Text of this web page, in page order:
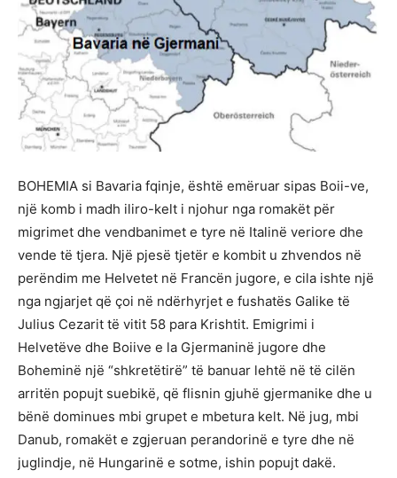
BOHEMIA si Bavaria fqinje, është emëruar sipas Boii-ve,
një komb i madh iliro-kelt i njohur nga romakët për
migrimet dhe vendbanimet e tyre në Italinë veriore dhe
vende të tjera. Një pjesë tjetër e kombit u zhvendos në
perëndim me Helvetet në Francën jugore, e cila ishte një
nga ngjarjet që çoi në ndërhyrjet e fushatës Galike të
Julius Cezarit të vitit 58 para Krishtit. Emigrimi i
Helvetëve dhe Boiive e la Gjermaninë jugore dhe
Boheminë një “shkretëtirë” të banuar lehtë në të cilën
arritën popujt suebikë, që flisnin gjuhë gjermanike dhe u
bënë dominues mbi grupet e mbetura kelt. Në jug, mbi
Danub, romakët e zgjeruan perandorinë e tyre dhe në
juglindje, në Hungarinë e sotme, ishin popujt dakë.